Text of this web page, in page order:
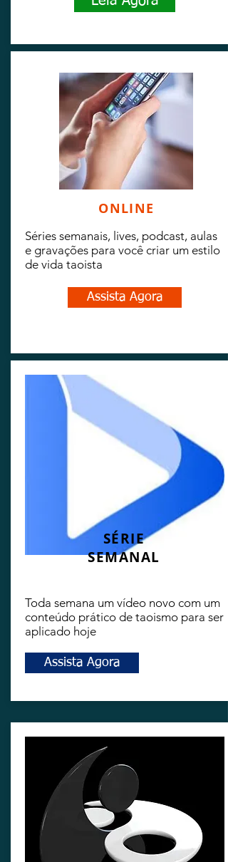
ONLINE
Séries semanais, lives, podcast, aulas
e gravações para você criar um estilo
de vida taoista
Assista Agora
SÉRIE
SEMANAL
Toda semana um vídeo novo com um
conteúdo prático de taoismo para ser
aplicado hoje
Assista Agora